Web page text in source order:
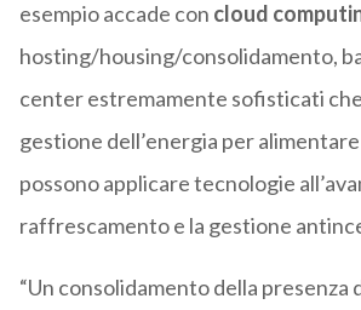
esempio accade con cloud
hosting/housing/consolidamento,
center estremamente sofisticati
gestione dell’energia per
possono applicare tecnologie
raffrescamento e la gestione
“Un consolidamento della presenza